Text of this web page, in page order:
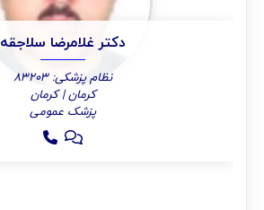
دکتر غلامرضا سلاجقه
نظام پزشکی: 83203
کرمان | کرمان
پزشک عمومی